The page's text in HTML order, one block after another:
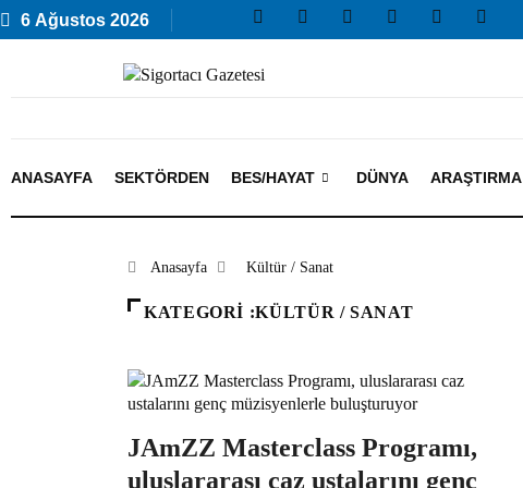
6 Ağustos 2026
ANASAYFA SEKTÖRDEN BES/HAYAT DÜNYA ARAŞTIRMA
Anasayfa Kültür / Sanat
KATEGORI :KÜLTÜR / SANAT
JAmZZ Masterclass Programı,
uluslararası caz ustalarını genç